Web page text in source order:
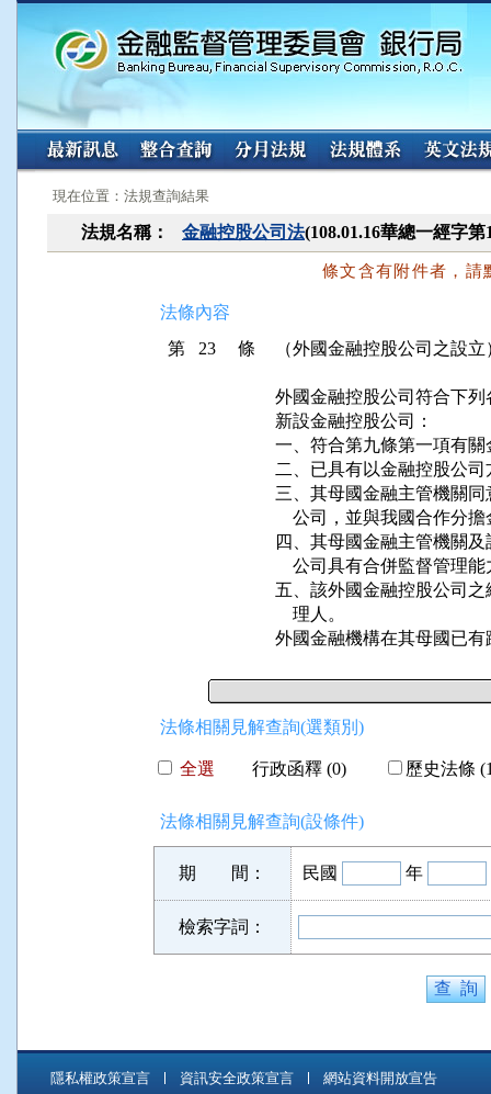
:::
現在位置：法規查詢結果
法規名稱： 金融控股公司法(108.01.16華總一經字
條文含有附件者，請
法條內容
第 23 條
（外國金融控股公司之設立
外國金融控股公司符合下
新設金融控股公司：
一、符合第九條第一項有
二、已具有以金融控股公
三、其母國金融主管機關
公司，並與我國合作分
四、其母國金融主管機關
公司具有合併監督管理
五、該外國金融控股公司
    理人。
外國金融機構在其母國已
法條相關見解查詢(選類別)
全選 行政函釋 (0) 歷史法條
法條相關見解查詢(設條件)
期 間： 民國 年
檢索字詞：
隱私權政策宣言 資訊安全政策宣言 網站資料開放宣告